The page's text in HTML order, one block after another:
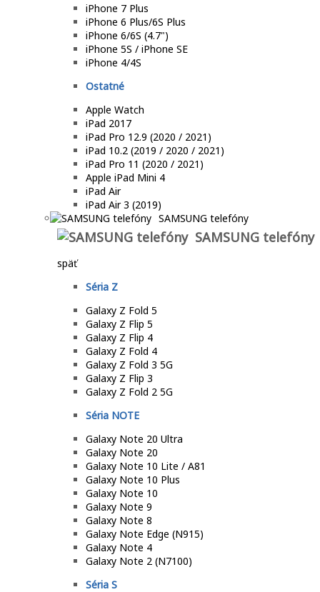
iPhone 7 Plus
iPhone 6 Plus/6S Plus
iPhone 6/6S (4.7")
iPhone 5S / iPhone SE
iPhone 4/4S
Ostatné
Apple Watch
iPad 2017
iPad Pro 12.9 (2020 / 2021)
iPad 10.2 (2019 / 2020 / 2021)
iPad Pro 11 (2020 / 2021)
Apple iPad Mini 4
iPad Air
iPad Air 3 (2019)
SAMSUNG telefóny
SAMSUNG telefóny
späť
Séria Z
Galaxy Z Fold 5
Galaxy Z Flip 5
Galaxy Z Flip 4
Galaxy Z Fold 4
Galaxy Z Fold 3 5G
Galaxy Z Flip 3
Galaxy Z Fold 2 5G
Séria NOTE
Galaxy Note 20 Ultra
Galaxy Note 20
Galaxy Note 10 Lite / A81
Galaxy Note 10 Plus
Galaxy Note 10
Galaxy Note 9
Galaxy Note 8
Galaxy Note Edge (N915)
Galaxy Note 4
Galaxy Note 2 (N7100)
Séria S